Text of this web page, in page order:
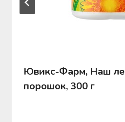
Ювикс-Фарм, Наш
порошок, 300 г